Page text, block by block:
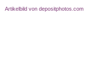
Artikelbild von depositphotos.com